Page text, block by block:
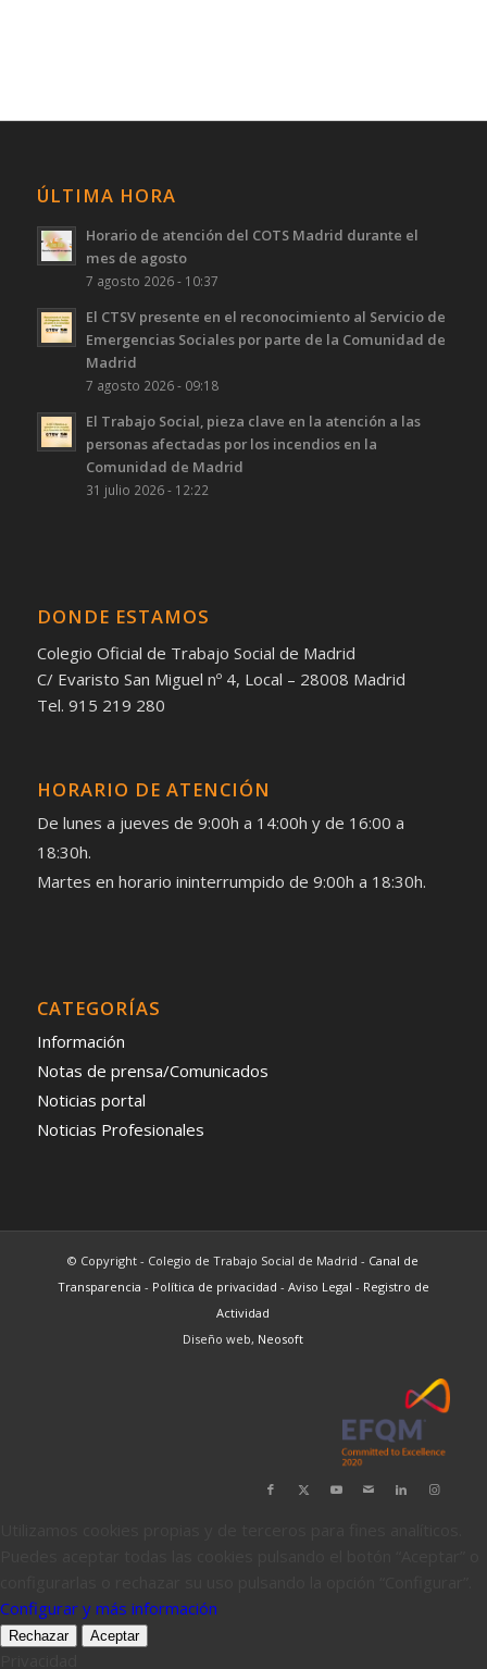
ÚLTIMA HORA
Horario de atención del COTS Madrid durante el
mes de agosto
7 agosto 2026 - 10:37
El CTSV presente en el reconocimiento al Servicio de
Emergencias Sociales por parte de la Comunidad de
Madrid
7 agosto 2026 - 09:18
El Trabajo Social, pieza clave en la atención a las
personas afectadas por los incendios en la
Comunidad de Madrid
31 julio 2026 - 12:22
DONDE ESTAMOS
Colegio Oficial de Trabajo Social de Madrid
C/ Evaristo San Miguel nº 4, Local – 28008 Madrid
Tel. 915 219 280
HORARIO DE ATENCIÓN
De lunes a jueves de 9:00h a 14:00h y de 16:00 a
18:30h.
Martes en horario ininterrumpido de 9:00h a 18:30h.
CATEGORÍAS
Información
Notas de prensa/Comunicados
Noticias portal
Noticias Profesionales
© Copyright - Colegio de Trabajo Social de Madrid - Canal de
Transparencia - Política de privacidad - Aviso Legal - Registro de
Actividad
Diseño web, Neosoft
Configurar y más información
Rechazar Aceptar